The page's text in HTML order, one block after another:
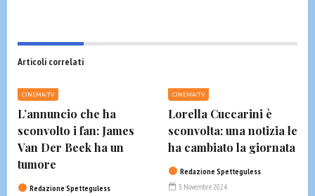
Articoli correlati
CINEMA/TV
L’annuncio che ha
sconvolto i fan: James
Van Der Beek ha un
tumore
Redazione Spetteguless
CINEMA/TV
Lorella Cuccarini è
sconvolta: una notizia le
ha cambiato la giornata
Redazione Spetteguless
3 Novembre 2024